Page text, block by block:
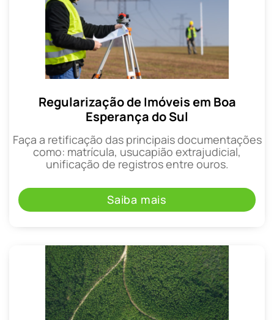
Regularização de Imóveis em Boa
Esperança do Sul
Faça a retificação das principais documentações
como: matrícula, usucapião extrajudicial,
unificação de registros entre ouros.
Saiba mais